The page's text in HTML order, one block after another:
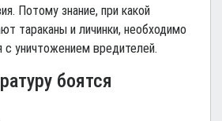
Потому знание, при какой
тараканы и личинки, необходимо
с уничтожением вредителей.
боятся